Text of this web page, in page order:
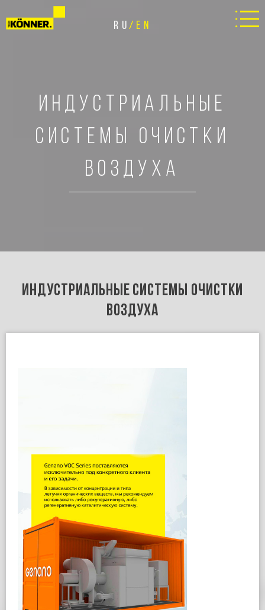
RU EN
ИНДУСТРИАЛЬНЫЕ
СИСТЕМЫ ОЧИСТКИ
ВОЗДУХА
ИНДУСТРИАЛЬНЫЕ СИСТЕМЫ ОЧИСТКИ
ВОЗДУХА